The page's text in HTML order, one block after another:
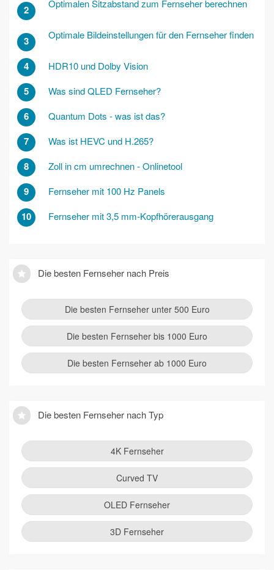
2 Optimalen Sitzabstand zum Fernseher berechnen
3 Optimale Bildeinstellungen für den Fernseher finden
4 HDR10 und Dolby Vision
5 Was sind QLED Fernseher?
6 Quantum Dots - was ist das?
7 Was ist HEVC und H.265?
8 Zoll in cm umrechnen - Onlinetool
9 Fernseher mit 100 Hz Panels
10 Fernseher mit 3,5 mm-Kopfhörerausgang
Die besten Fernseher nach Preis
Die besten Fernseher unter 500 Euro
Die besten Fernseher bis 1000 Euro
Die besten Fernseher ab 1000 Euro
Die besten Fernseher nach Typ
4K Fernseher
Curved TV
OLED Fernseher
3D Fernseher